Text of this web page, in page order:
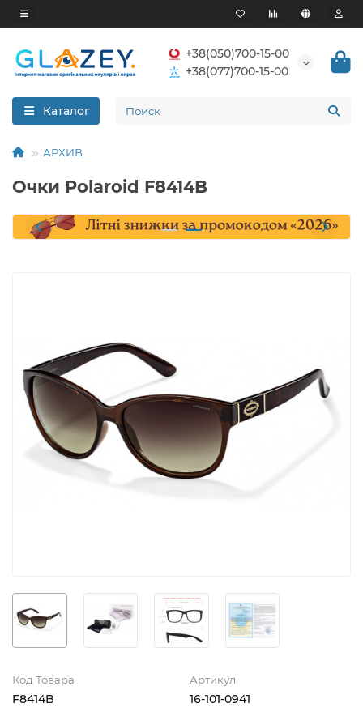
+38(050)700-15-00
+38(077)700-15-00
Каталог
АРХИВ
Очки Polaroid F8414B
Код Товара
F8414B
Артикул
16-101-0941